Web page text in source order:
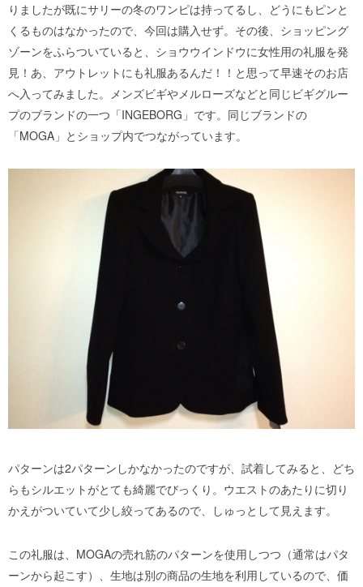
りましたが既にサリーの冬のワンピは持ってるし、どうにもピンと
くるものはなかったので、今回は購入せず。その後、ショッピング
ゾーンをふらついていると、ショウウインドウに女性用の礼服を発
見！ あ、アウトレットにも礼服あるんだ！！と思って早速そのお店
へ入ってみました。メンズビギやメルローズなどと同じビギグルー
プのブランドの一つ「INGEBORG」です。同じブランドの
「MOGA」とショップ内でつながっています。
パターンは2パターンしかなかったのですが、試着してみると、どち
らもシルエットがとても綺麗でびっくり。ウエストのあたりに切り
かえがついていて少し絞ってあるので、しゅっとして見えます。
この礼服は、MOGAの売れ筋のパターンを使用しつつ（通常はパタ
ーンから起こす）、生地は別の商品の生地を利用しているので、価